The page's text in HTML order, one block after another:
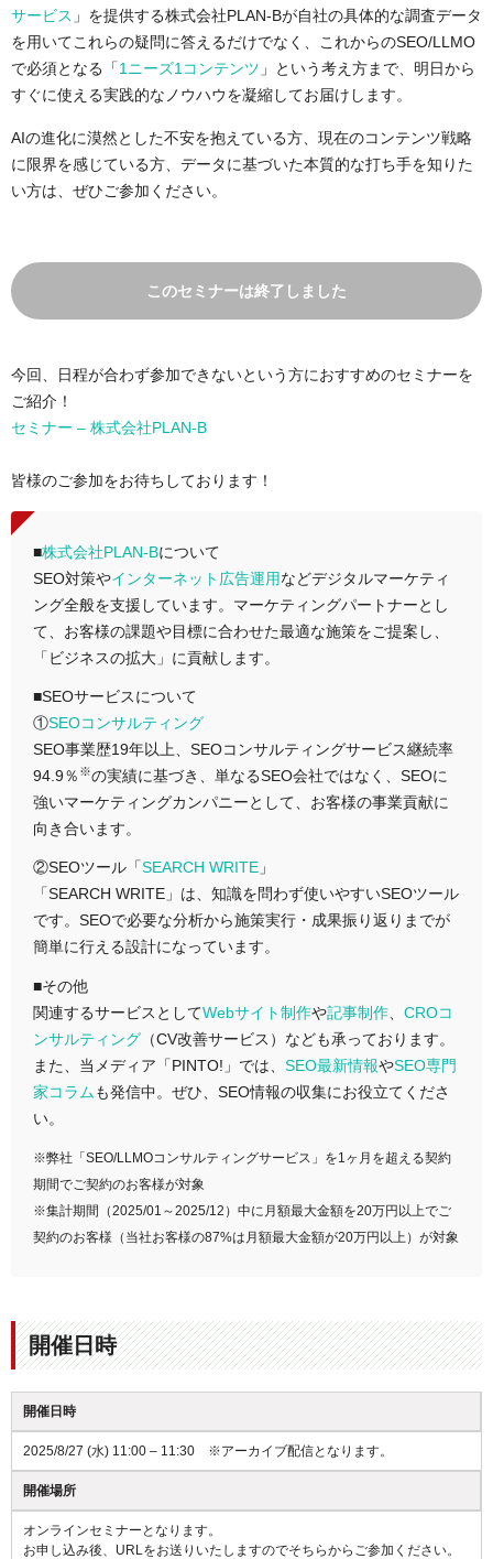
サービス 」を提供する株式会社PLAN-Bが自社の具体的な調査データ
を用いてこれらの疑問に答えるだけでなく、これからのSEO/LLMO
で必須となる「1ニーズ1コンテンツ 」という考え方まで、明日から
すぐに使える実践的なノウハウを凝縮してお届けします。
AIの進化に漠然とした不安を抱えている方、現在のコンテンツ戦略
に限界を感じている方、データに基づいた本質的な打ち手を知りた
い方は、ぜひご参加ください。
このセミナーは終了しました
今回、日程が合わず参加できないという方におすすめのセミナーを
ご紹介！
セミナー – 株式会社PLAN-B
皆様のご参加をお待ちしております！
■株式会社PLAN-Bについて
SEO対策やインターネット広告運用などデジタルマーケティ
ング全般を支援しています。マーケティングパートナーとし
て、お客様の課題や目標に合わせた最適な施策をご提案し、
「ビジネスの拡大」に貢献します。
■SEOサービスについて
①SEOコンサルティング
SEO事業歴19年以上、SEOコンサルティングサービス継続率
94.9％ ※の実績に基づき、単なるSEO会社ではなく、SEOに
強いマーケティングカンパニーとして、お客様の事業貢献に
向き合います。
②SEOツール「SEARCH WRITE」
「SEARCH WRITE」は、知識を問わず使いやすいSEOツール
です。SEOで必要な分析から施策実行・成果振り返りまでが
簡単に行える設計になっています。
■その他
関連するサービスとしてWebサイト制作や記事制作、 CROコ
ンサルティング（CV改善サービス）なども承っております。
また、当メディア「PINTO!」では、 SEO最新情報やSEO専門
家コラムも発信中。ぜひ、SEO情報の収集にお役立てくださ
い。
※弊社「SEO/LLMOコンサルティングサービス」を1ヶ月を超える契約
期間でご契約のお客様が対象
※集計期間（2025/01～2025/12）中に月額最大金額を20万円以上でご
契約のお客様（当社お客様の87%は月額最大金額が20万円以上）が対象
開催日時
開催日時
2025/8/27 (水) 11:00 – 11:30 ※アーカイブ配信となります。
開催場所
オンラインセミナーとなります。
お申し込み後、URLをお送りいたしますのでそちらからご参加ください。